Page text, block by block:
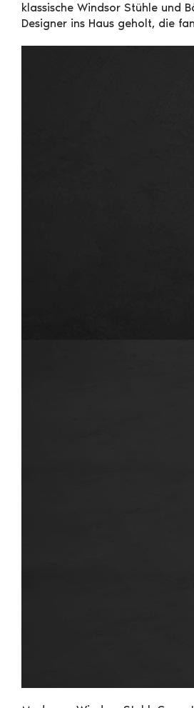
klassische Windsor Stühle und
Designer ins Haus geholt, die